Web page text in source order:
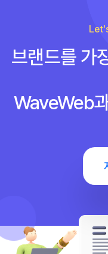
브랜드를 가
WaveWeb